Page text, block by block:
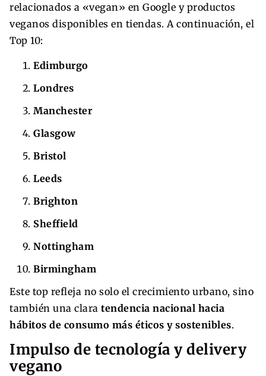
relacionados a «vegan» en Google y productos
veganos disponibles en tiendas. A continuación, el
Top 10:
Edimburgo
Londres
Manchester
Glasgow
Bristol
Leeds
Brighton
Sheffield
Nottingham
Birmingham
Este top refleja no solo el crecimiento urbano, sino
también una clara tendencia nacional hacia
hábitos de consumo más éticos y sostenibles.
Impulso de tecnología y delivery
vegano